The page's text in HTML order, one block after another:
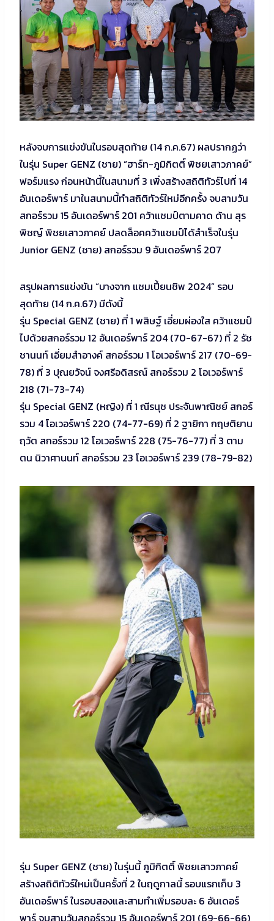
หลังจบการแข่งขันในรอบสุดท้าย (14 ก.ค.67) ผลปรากฏว่า
ในรุ่น Super GENZ (ชาย) “ฮาร์ท-ภูมิกิตติ์ พิชยเสาวภาคย์”
ฟอร์มแรง ก่อนหน้านี้ในสนามที่ 3 เพิ่งสร้างสถิติทัวร์ไปที่ 14
อันเดอร์พาร์ มาในสนามนี้ทำสถิติทัวร์ใหม่อีกครั้ง จบสามวัน
สกอร์รวม 15 อันเดอร์พาร์ 201 คว้าแชมป์ตามคาด ด้าน สุร
พิชญ์ พิชยเสาวภาคย์ ปลดล็อคคว้าแชมป์ได้สำเร็จในรุ่น
Junior GENZ (ชาย) สกอร์รวม 9 อันเดอร์พาร์ 207
สรุปผลการแข่งขัน “บางจาก แชมเปี้ยนชิพ 2024” รอบ
สุดท้าย (14 ก.ค.67) มีดังนี้
รุ่น Special GENZ (ชาย) ที่ 1 พสิษฐ์ เอี่ยมผ่องใส คว้าแชมป์
ไปด้วยสกอร์รวม 12 อันเดอร์พาร์ 204 (70-67-67) ที่ 2 รัช
ชานนท์ เอี่ยมสำอางค์ สกอร์รวม 1 โอเวอร์พาร์ 217 (70-69-
78) ที่ 3 ปุณยวัจน์ จงศรีอดิสรณ์ สกอร์รวม 2 โอเวอร์พาร์
218 (71-73-74)
รุ่น Special GENZ (หญิง) ที่ 1 ณีรนุช ประจันพาณิชย์ สกอร์
รวม 4 โอเวอร์พาร์ 220 (74-77-69) ที่ 2 ฐายิกา กฤษติยาน
ฤวัต สกอร์รวม 12 โอเวอร์พาร์ 228 (75-76-77) ที่ 3 ตาม
ตน นิวาศานนท์ สกอร์รวม 23 โอเวอร์พาร์ 239 (78-79-82)
รุ่น Super GENZ (ชาย) ในรุ่นนี้ ภูมิกิตติ์ พิชยเสาวภาคย์
สร้างสถิติทัวร์ใหม่เป็นครั้งที่ 2 ในฤดูกาลนี้ รอบแรกเก็บ 3
อันเดอร์พาร์ ในรอบสองและสามทำเพิ่มรอบละ 6 อันเดอร์
พาร์ จบสามวันสกอร์รวม 15 อันเดอร์พาร์ 201 (69-66-66)